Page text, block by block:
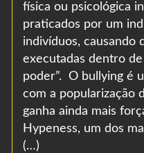
física ou psicológica
praticados por um
indivíduos, causando
executadas dentro
poder”. O bullying é
com a popularização
ganha ainda mais
Hypeness, um dos
(…)